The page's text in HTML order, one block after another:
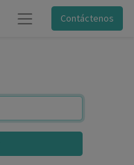
Contáctenos